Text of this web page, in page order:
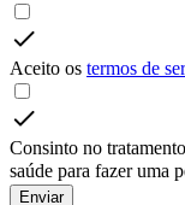
Aceito os termos de
Consinto no
saúde para fazer uma
Enviar